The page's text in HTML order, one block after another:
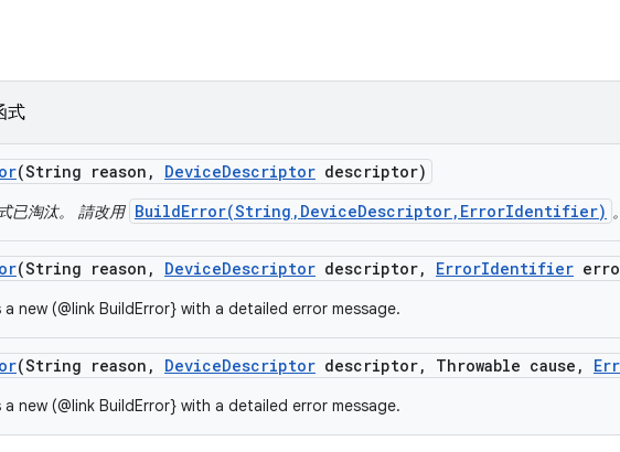
式
(String reason , DeviceDescriptor descriptor)
已淘汰。 請改用 BuildError(String,DeviceDescriptor,ErrorIdentifier)
(String reason , DeviceDescriptor descriptor, ErrorIdentifier
new (@link BuildError} with a detailed error message.
(String reason , DeviceDescriptor descriptor, Throwable cause ,
new (@link BuildError} with a detailed error message.